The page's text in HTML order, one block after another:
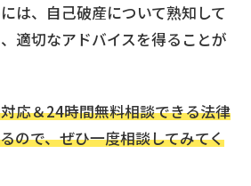
は、自己破産について熟知して
適切なアドバイスを得ることが
応＆24時間無料相談できる法律
ので、ぜひ一度相談してみてく